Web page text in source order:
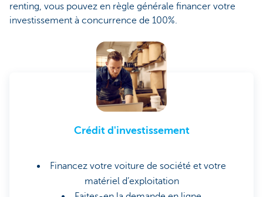
renting, vous pouvez en règle générale financer votre
investissement à concurrence de 100%.
Crédit d'investissement
Financez votre voiture de société et votre
matériel d’exploitation